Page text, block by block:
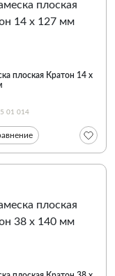
плоская Кратон 14 х
01 014